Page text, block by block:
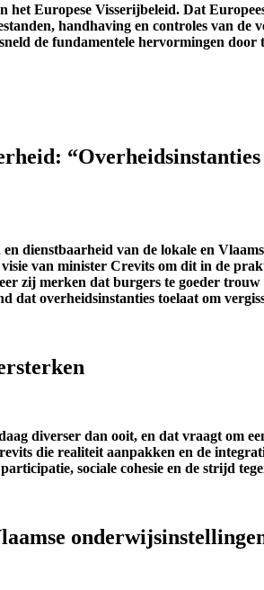
Europese Visserijbeleid. Dat
handhaving en controles van de
de fundamentele hervormingen door
“Overheidsinstanties
dienstbaarheid van de lokale en
van minister Crevits om dit in de
zij merken dat burgers te goeder
dat overheidsinstanties toelaat om
diverser dan ooit, en dat vraagt om
die realiteit aanpakken en de
sociale cohesie en de strijd